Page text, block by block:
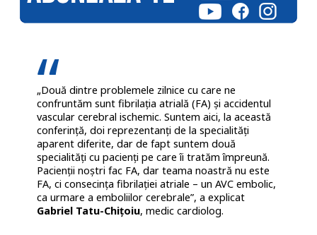
„Două dintre problemele zilnice cu care ne
confruntăm sunt fibrilația atrială (FA) și accidentul
vascular cerebral ischemic. Suntem aici, la această
conferință, doi reprezentanți de la specialități
aparent diferite, dar de fapt suntem două
specialități cu pacienți pe care îi tratăm împreună.
Pacienții noștri fac FA, dar teama noastră nu este
FA, ci consecința fibrilației atriale – un AVC embolic,
ca urmare a emboliilor cerebrale”, a explicat
Gabriel Tatu-Chițoiu, medic cardiolog.